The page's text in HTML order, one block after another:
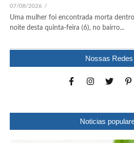
07/08/2026 /
Uma mulher foi encontrada morta
noite desta quinta-feira (6), no bairro...
Nossas Redes
Noticias